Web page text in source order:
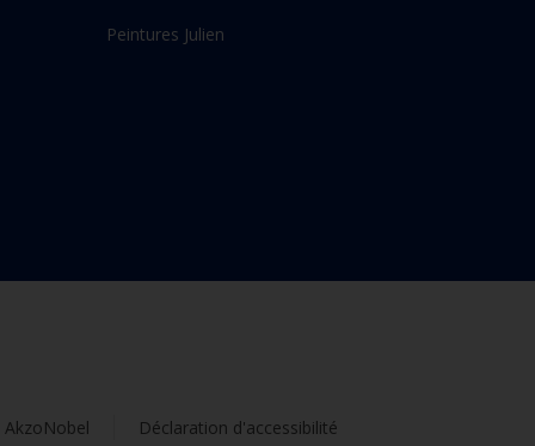
Peintures Julien
Déclaration d'accessibilité